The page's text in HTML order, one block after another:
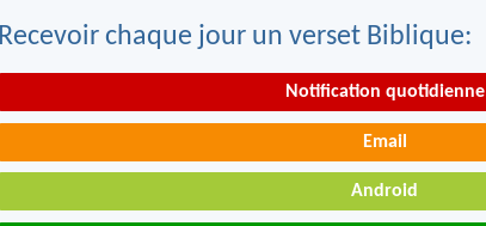
Recevoir chaque jour un verset Biblique:
Notification quotidienne
Email
Android